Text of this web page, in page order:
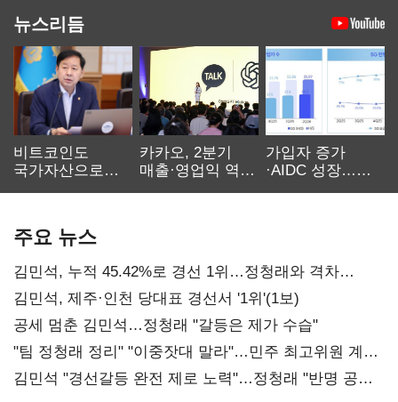
뉴스리듬
비트코인도
국가자산으로…'
카카오, 2분기
매출·영업익 역대
가입자 증가
·AIDC 성장…
주요 뉴스
김민석, 누적 45.42%로 경선 1위…정청래와 격차
0.86%p(2보)
김민석, 제주·인천 당대표 경선서 '1위'(1보)
공세 멈춘 김민석…정청래 "갈등은 제가 수습"
"팀 정청래 정리" "이중잣대 말라"…민주 최고위원 계파
다툼 격화
김민석 "경선갈등 완전 제로 노력"…정청래 "반명 공세